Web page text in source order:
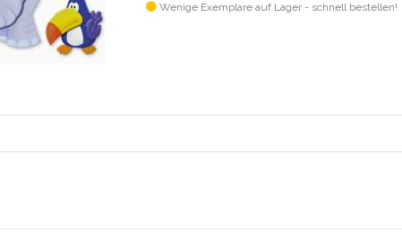
Wenige Exemplare auf Lager - schnell bestellen!